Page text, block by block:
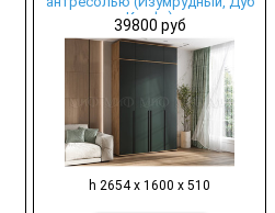
Крафт)
39800 руб
h 2654 х 1600 х 510